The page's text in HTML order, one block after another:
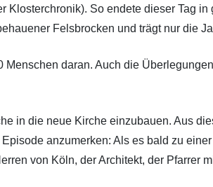
So endete dieser Tag in
Felsbrocken und trägt nur die
daran. Auch die
in die neue Kirche einzubauen. Aus
anzumerken: Als es bald zu
von Köln, der Architekt, der Pfarrer